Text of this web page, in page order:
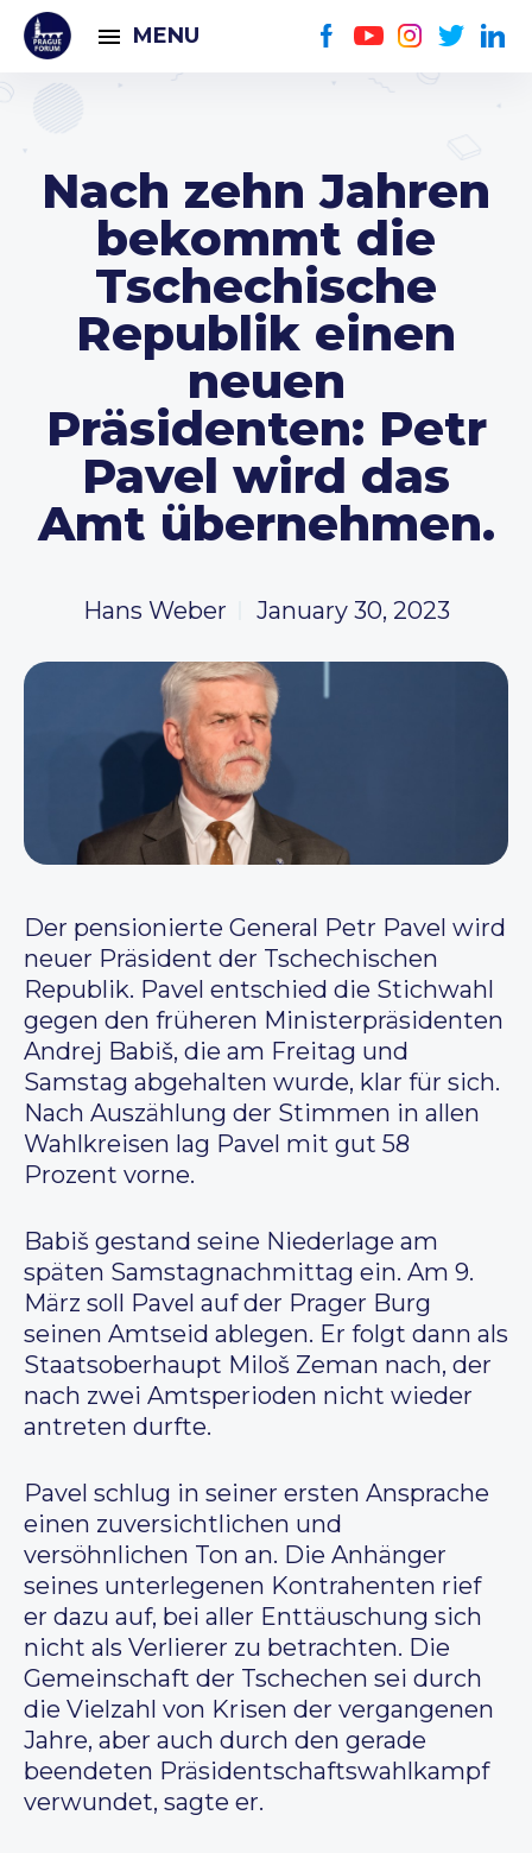
MENU
Nach zehn Jahren
bekommt die
Tschechische
Republik einen
neuen
Präsidenten: Petr
Pavel wird das
Amt übernehmen.
Hans Weber January 30, 2023
Der pensionierte General Petr Pavel wird
neuer Präsident der Tschechischen
Republik. Pavel entschied die Stichwahl
gegen den früheren Ministerpräsidenten
Andrej Babiš, die am Freitag und
Samstag abgehalten wurde, klar für sich.
Nach Auszählung der Stimmen in allen
Wahlkreisen lag Pavel mit gut 58
Prozent vorne.
Babiš gestand seine Niederlage am
späten Samstagnachmittag ein. Am 9.
März soll Pavel auf der Prager Burg
seinen Amtseid ablegen. Er folgt dann als
Staatsoberhaupt Miloš Zeman nach, der
nach zwei Amtsperioden nicht wieder
antreten durfte.
Pavel schlug in seiner ersten Ansprache
einen zuversichtlichen und
versöhnlichen Ton an. Die Anhänger
seines unterlegenen Kontrahenten rief
er dazu auf, bei aller Enttäuschung sich
nicht als Verlierer zu betrachten. Die
Gemeinschaft der Tschechen sei durch
die Vielzahl von Krisen der vergangenen
Jahre, aber auch durch den gerade
beendeten Präsidentschaftswahlkampf
verwundet, sagte er.